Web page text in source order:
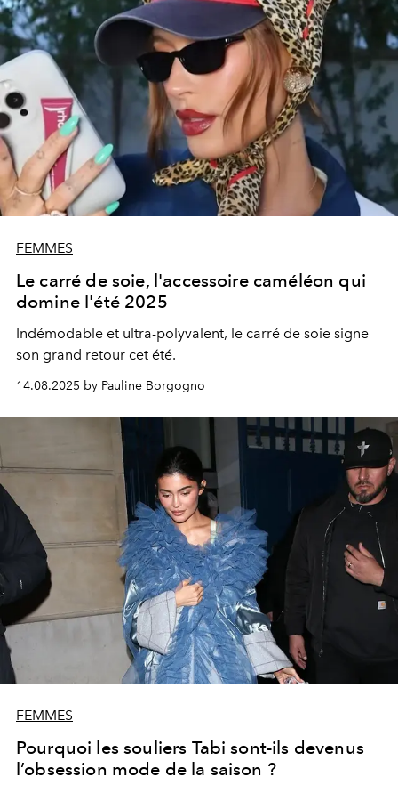
FEMMES
Le carré de soie, l'accessoire caméléon qui
domine l'été 2025
Indémodable et ultra-polyvalent, le carré de soie signe
son grand retour cet été.
14.08.2025 by Pauline Borgogno
FEMMES
Pourquoi les souliers Tabi sont-ils devenus
l’obsession mode de la saison ?